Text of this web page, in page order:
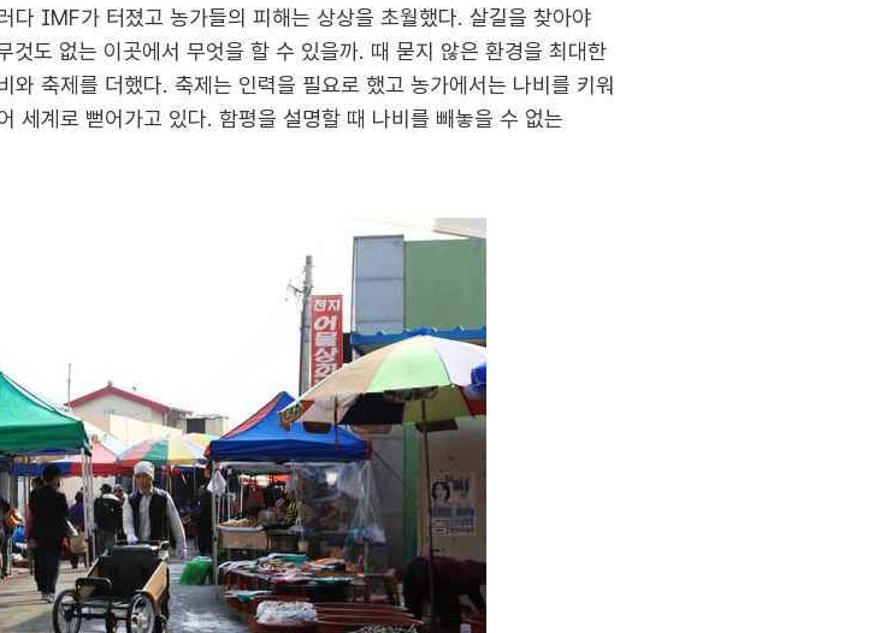
다 IMF가 터졌고 농가들의 피해는 상상을 초월했다. 살길을 찾아야
도 없는 이곳에서 무엇을 할 수 있을까. 때 묻지 않은 환경을 최대한
축제를 더했다. 축제는 인력을 필요로 했고 농가에서는 나비를 키워
세계로 뻗어가고 있다. 함평을 설명할 때 나비를 빼놓을 수 없는